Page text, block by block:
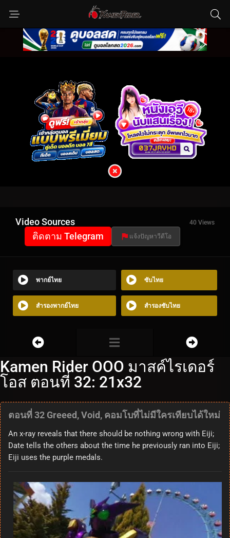
Video Sources 40 Views
ติดตาม Telegram แจ้งปัญหาวีดีโอ
พากย์ไทย ซับไทย
สำรองพากย์ไทย สำรองซับไทย
Kamen Rider OOO มาสค์ไรเดอร์
โอส ตอนที่ 32: 21x32
ตอนที่ 32 Greeed, Void, คอมโบที่ไม่มีใครเทียบได้ใหม่
An x-ray reveals that there should be nothing wrong with Eiji;
Date tells the others about the time he previously ran into Eiji;
Eiji uses the purple medals.